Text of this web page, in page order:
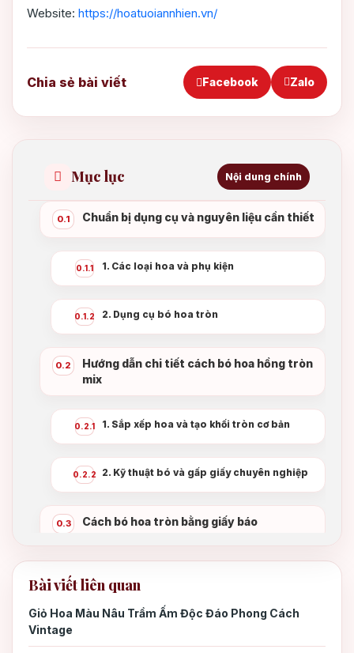
Website: https://hoatuoiannhien.vn/
Chia sẻ bài viết Facebook Zalo
Mục lục Nội dung chính
0.1 Chuẩn bị dụng cụ và nguyên liệu cần thiết
0.1.1 1. Các loại hoa và phụ kiện
0.1.2 2. Dụng cụ bó hoa tròn
0.2
Hướng dẫn chi tiết cách bó hoa hồng tròn
mix
0.2.1 1. Sắp xếp hoa và tạo khối tròn cơ bản
0.2.2 2. Kỹ thuật bó và gấp giấy chuyên nghiệp
0.3 Cách bó hoa tròn bằng giấy báo
0.4
Bài viết liên quan
Giỏ Hoa Màu Nâu Trầm Ấm Độc Đáo Phong Cách
Vintage